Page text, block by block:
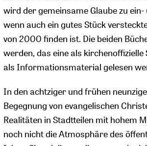
wird der gemeinsame Glaube zu
wenn auch ein gutes Stück
von 2000 finden ist. Die beiden
werden, das eine als
als Informationsmaterial gelesen
In den achtziger und frühen
Begegnung von evangelischen
Realitäten in Stadtteilen mit hohem
noch nicht die Atmosphäre des